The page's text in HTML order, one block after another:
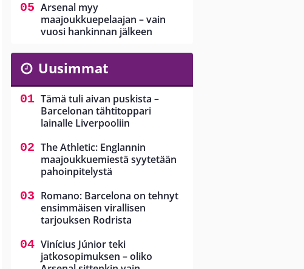
Arsenal myy
maajoukkuepelaajan – vain
vuosi hankinnan jälkeen
Uusimmat
Tämä tuli aivan puskista –
Barcelonan tähtitoppari
lainalle Liverpooliin
The Athletic: Englannin
maajoukkuemiestä syytetään
pahoinpitelystä
Romano: Barcelona on tehnyt
ensimmäisen virallisen
tarjouksen Rodrista
Vinícius Júnior teki
jatkosopimuksen – oliko